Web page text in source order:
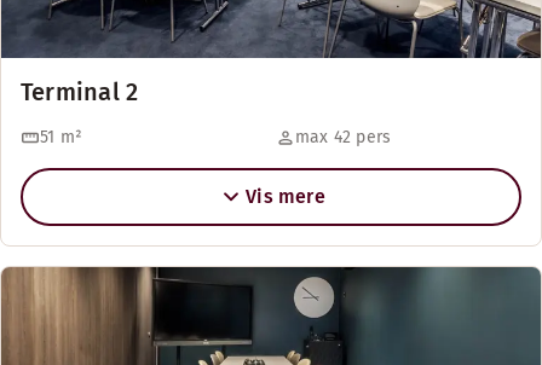
Terminal 2
51 m² max 42 pers
Vis mere